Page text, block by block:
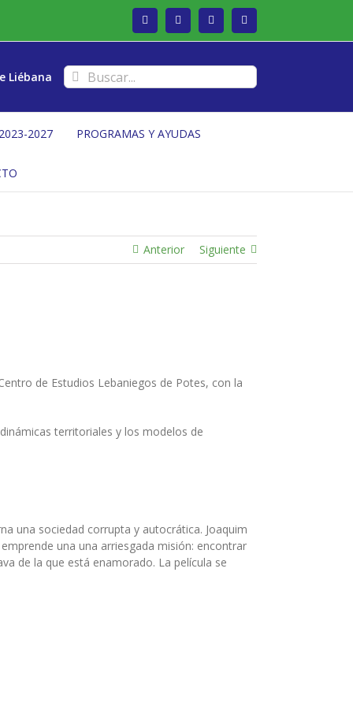
Facebook Twitter Instagram
Liébana Buscar:
2027 PROGRAMAS Y AYUDAS
Anterior Siguiente
de Estudios Lebaniegos de Potes, con la
territoriales y los modelos de
una sociedad corrupta y autocrática. Joaquim
una una arriesgada misión: encontrar
de la que está enamorado. La película se